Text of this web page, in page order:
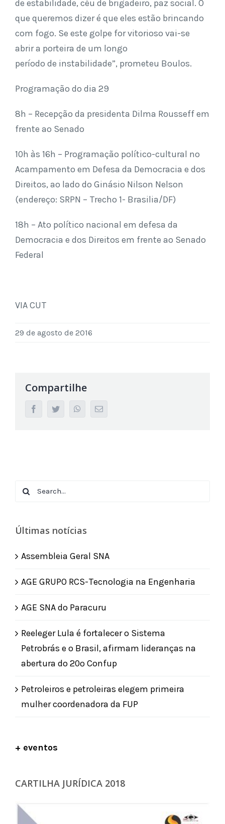
de estabilidade, céu de brigadeiro, paz social. O
que queremos dizer é que eles estão brincando
com fogo. Se este golpe for vitorioso vai-se
abrir a porteira de um longo
período de instabilidade”, prometeu Boulos.
Programação do dia 29
8h – Recepção da presidenta Dilma Rousseff em
frente ao Senado
10h às 16h – Programação político-cultural no
Acampamento em Defesa da Democracia e dos
Direitos, ao lado do Ginásio Nilson Nelson
(endereço: SRPN – Trecho 1- Brasilia/DF)
18h – Ato político nacional em defesa da
Democracia e dos Direitos em frente ao Senado
Federal
VIA CUT
29 de agosto de 2016
Compartilhe
facebooktwitter whatsappEmail
Search
Últimas notícias
Assembleia Geral SNA
AGE GRUPO RCS-Tecnologia na Engenharia
AGE SNA do Paracuru
Reeleger Lula é fortalecer o Sistema
Petrobrás e o Brasil, afirmam lideranças na
abertura do 20º Confup
Petroleiros e petroleiras elegem primeira
mulher coordenadora da FUP
+ eventos
CARTILHA JURÍDICA 2018